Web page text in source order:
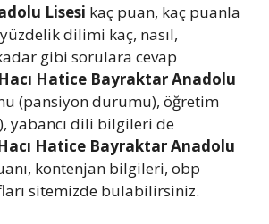
Lisesi kaç puan, kaç puanla
dilimi kaç, nasıl,
gibi sorulara cevap
Hacı Hatice Bayraktar Anadolu
(pansiyon durumu), öğretim
yabancı dili bilgileri de
Hatice Bayraktar Anadolu
kontenjan bilgileri, obp
sitemizde bulabilirsiniz.